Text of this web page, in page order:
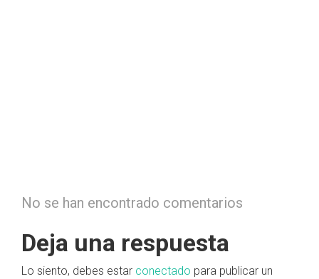
No se han encontrado comentarios
Deja una respuesta
Lo siento, debes estar conectado para publicar un